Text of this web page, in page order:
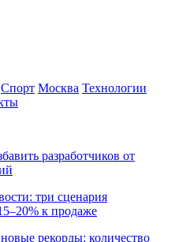
Спорт Москва Технологии
разработчиков от
три сценария
к продаже
рекорды: количество